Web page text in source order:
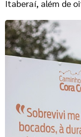
Itaberaí, além de